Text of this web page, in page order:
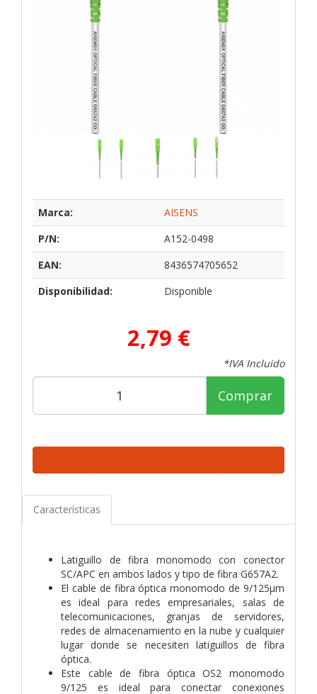
Marca:
AISENS
P/N:
A152-0498
EAN:
8436574705652
Disponibilidad:
Disponible
2,79 €
*IVA Incluido
Comprar
Características
Latiguillo de fibra monomodo con conector
SC/APC en ambos lados y tipo de fibra G657A2.
El cable de fibra óptica monomodo de 9/125µm
es ideal para redes empresariales, salas de
telecomunicaciones, granjas de servidores,
redes de almacenamiento en la nube y cualquier
lugar donde se necesiten latiguillos de fibra
óptica.
Este cable de fibra óptica OS2 monomodo
9/125 es ideal para conectar conexiones